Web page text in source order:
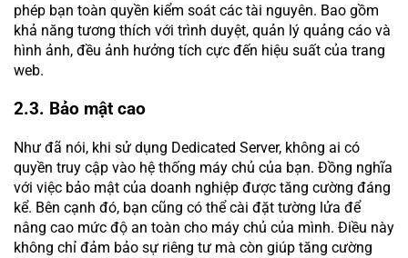
phép bạn toàn quyền kiểm soát các tài nguyên. Bao gồm
khả năng tương thích với trình duyệt, quản lý quảng cáo và
hình ảnh, đều ảnh hưởng tích cực đến hiệu suất của trang
web.
2.3. Bảo mật cao
Như đã nói, khi sử dụng Dedicated Server, không ai có
quyền truy cập vào hệ thống máy chủ của bạn. Đồng nghĩa
với việc bảo mật của doanh nghiệp được tăng cường đáng
kể. Bên cạnh đó, bạn cũng có thể cài đặt tường lửa để
nâng cao mức độ an toàn cho máy chủ của mình. Điều này
không chỉ đảm bảo sự riêng tư mà còn giúp tăng cường